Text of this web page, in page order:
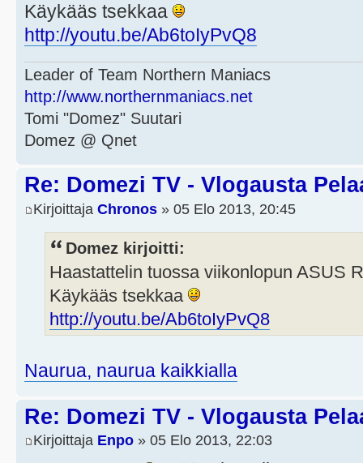
Käykääs tsekkaa
http://youtu.be/Ab6toIyPvQ8
Leader of Team Northern Maniacs
http://www.northernmaniacs.net
Tomi "Domez" Suutari
Domez @ Qnet
Re: Domezi TV - Vlogausta
Kirjoittaja Chronos » 05 Elo 2013, 20:45
Domez kirjoitti:
Haastattelin tuossa viikonlopun ASUS
Käykääs tsekkaa
http://youtu.be/Ab6toIyPvQ8
Naurua, naurua kaikkialla
Re: Domezi TV - Vlogausta
Kirjoittaja Enpo » 05 Elo 2013, 22:03